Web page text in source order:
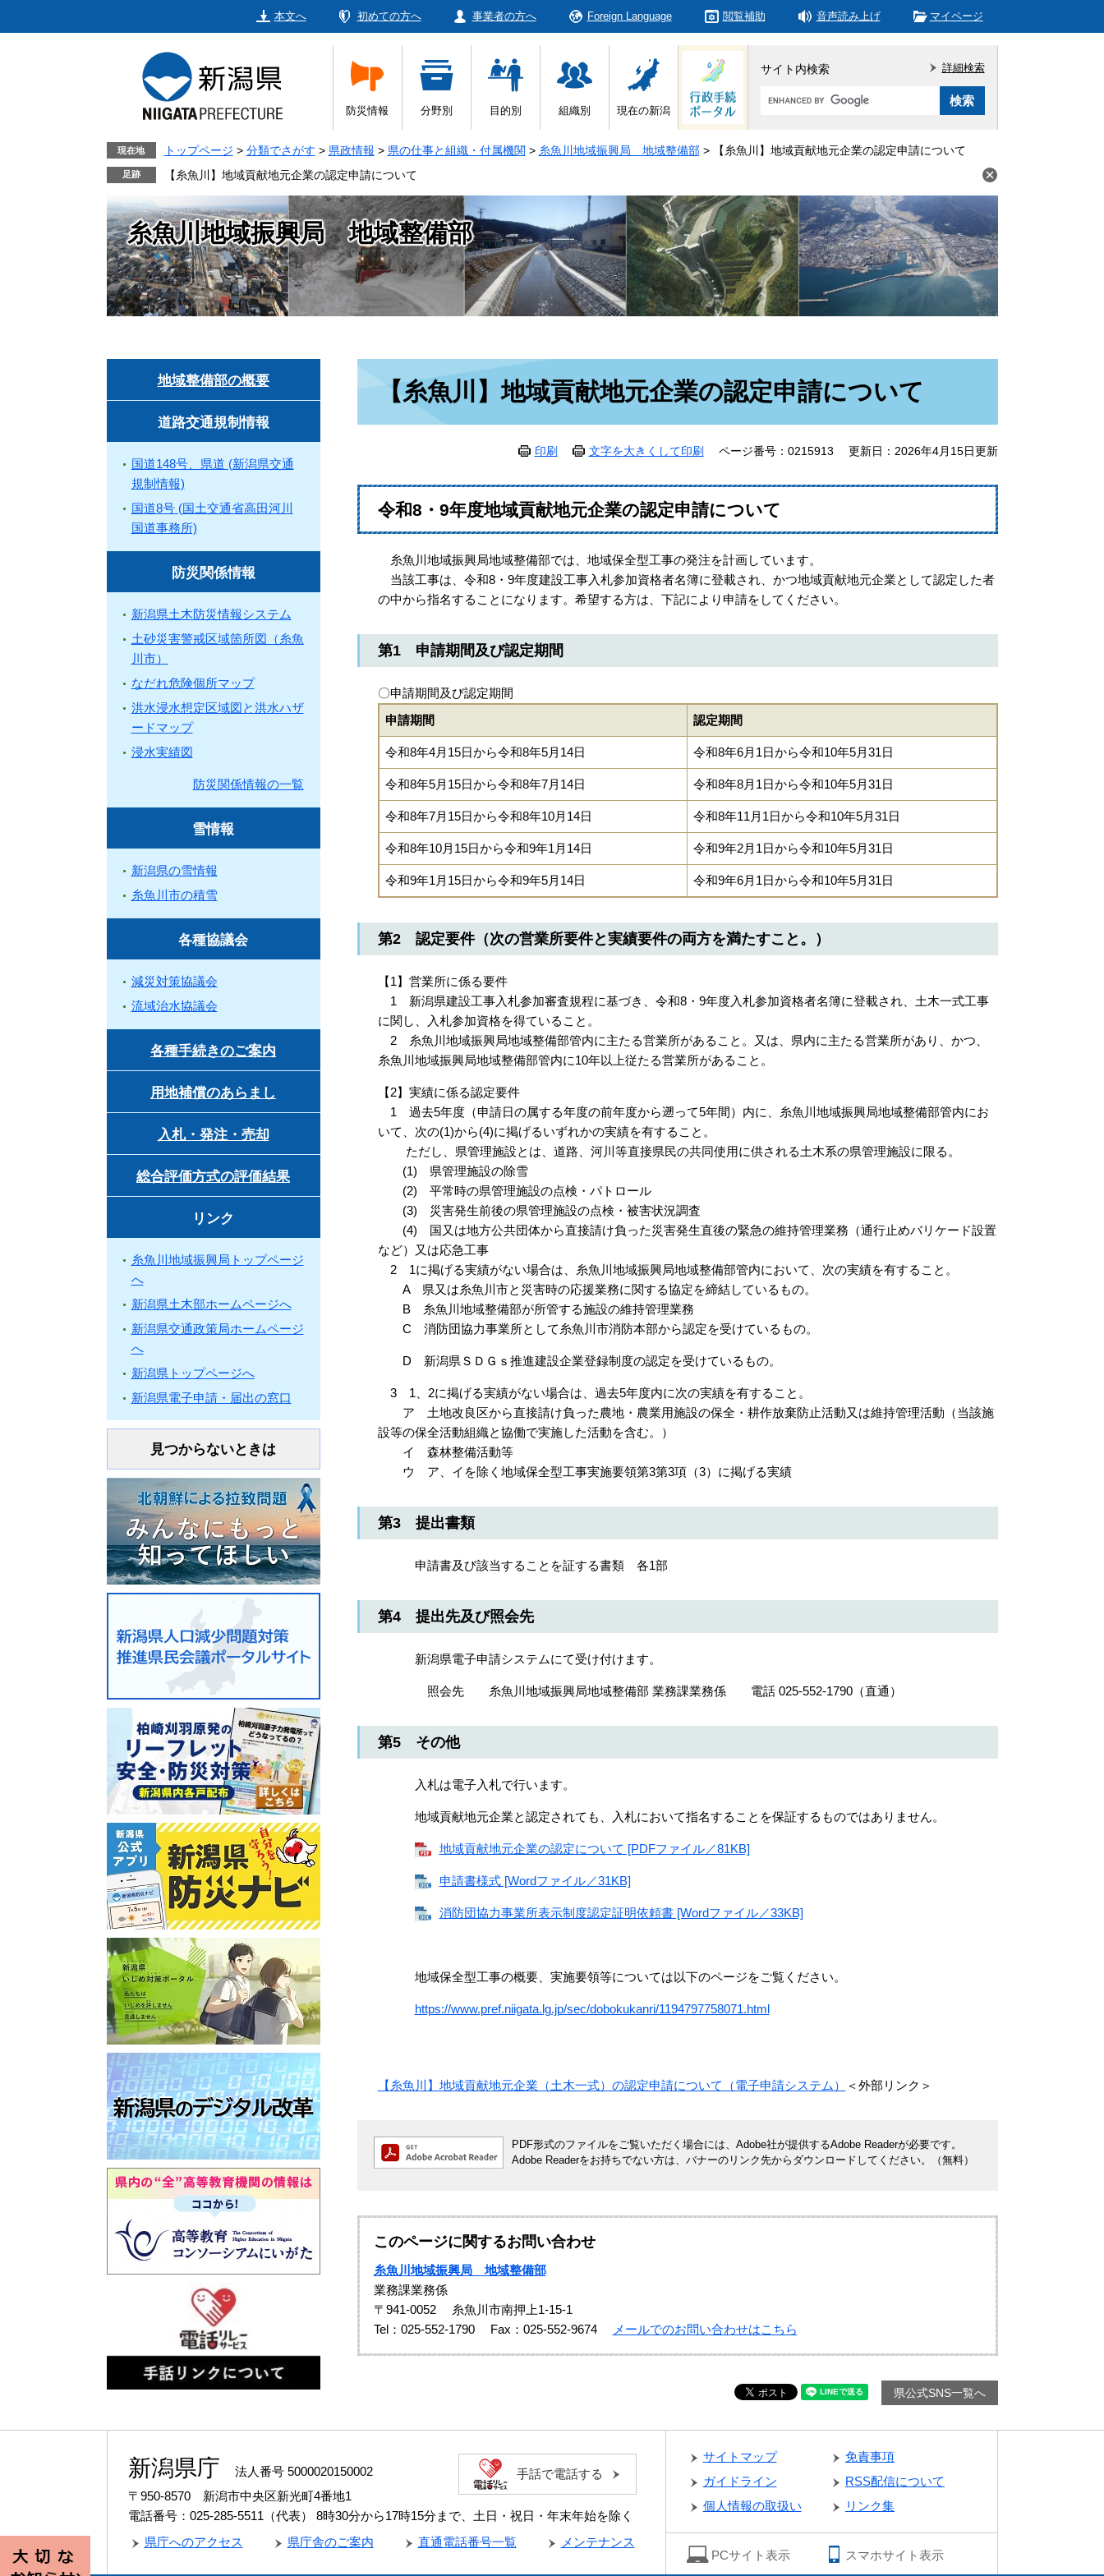
本文へ 初めての方へ 事業者の方へ Foreign Language 閲覧補助 音声読み上げ マイページ
防災情報 分野別 目的別 組織別 現在の新潟
サイト内検索
Google
タ
ム
索
詳細検索
現在地 トップページ > 分類でさがす > 県政情報 > 県の仕事と組織・付属機関 > 糸魚川地域振興局 地域整備部 >
【糸魚川】地域貢献地元企業の認定申請について
【糸魚川】地域貢献地元企業の認定申請について
糸魚川地域振興局 地域整備部
【糸魚川】地域貢献地元企業の認定申請について
印刷 文字を大きくして印刷 ページ番号：0215913 更新日：2026年4月15日更新
令和8・9年度地域貢献地元企業の認定申請について
糸魚川地域振興局地域整備部では、地域保全型工事の発注を計画しています。
当該工事は、令和8・9年度建設工事入札参加資格者名簿に登載され、かつ地域貢献地元企業として認定した者
の中から指名することになります。希望する方は、下記により申請をしてください。
第1 申請期間及び認定期間
〇申請期間及び認定期間
申請期間
認定期間
令和8年4月15日から令和8年5月14日 令和8年6月1日から令和10年5月31日
令和8年5月15日から令和8年7月14日 令和8年8月1日から令和10年5月31日
令和8年7月15日から令和8年10月14日 令和8年11月1日から令和10年5月31日
令和8年10月15日から令和9年1月14日 令和9年2月1日から令和10年5月31日
令和9年1月15日から令和9年5月14日 令和9年6月1日から令和10年5月31日
第2 認定要件（次の営業所要件と実績要件の両方を満たすこと。）
【1】営業所に係る要件
1 新潟県建設工事入札参加審査規程に基づき、令和8・9年度入札参加資格者名簿に登載され、土木一式工事
に関し、入札参加資格を得ていること。
2 糸魚川地域振興局地域整備部管内に主たる営業所があること。又は、県内に主たる営業所があり、かつ、
糸魚川地域振興局地域整備部管内に10年以上従たる営業所があること。
【2】実績に係る認定要件
1 過去5年度（申請日の属する年度の前年度から遡って5年間）内に、糸魚川地域振興局地域整備部管内にお
いて、次の(1)から(4)に掲げるいずれかの実績を有すること。
ただし、県管理施設とは、道路、河川等直接県民の共同使用に供される土木系の県管理施設に限る。
(1) 県管理施設の除雪
(2) 平常時の県管理施設の点検・パトロール
(3) 災害発生前後の県管理施設の点検・被害状況調査
(4) 国又は地方公共団体から直接請け負った災害発生直後の緊急の維持管理業務（通行止めバリケード設置
など）又は応急工事
2 1に掲げる実績がない場合は、糸魚川地域振興局地域整備部管内において、次の実績を有すること。
A 県又は糸魚川市と災害時の応援業務に関する協定を締結しているもの。
B 糸魚川地域整備部が所管する施設の維持管理業務
C 消防団協力事業所として糸魚川市消防本部から認定を受けているもの。
D 新潟県ＳＤＧｓ推進建設企業登録制度の認定を受けているもの。
3 1、2に掲げる実績がない場合は、過去5年度内に次の実績を有すること。
ア 土地改良区から直接請け負った農地・農業用施設の保全・耕作放棄防止活動又は維持管理活動（当該施
設等の保全活動組織と協働で実施した活動を含む。）
イ 森林整備活動等
ウ ア、イを除く地域保全型工事実施要領第3第3項（3）に掲げる実績
第3 提出書類
申請書及び該当することを証する書類 各1部
第4 提出先及び照会先
新潟県電子申請システムにて受け付けます。
照会先 糸魚川地域振興局地域整備部 業務課業務係 電話 025-552-1790（直通）
第5 その他
入札は電子入札で行います。
地域貢献地元企業と認定されても、入札において指名することを保証するものではありません。
地域貢献地元企業の認定について [PDFファイル／81KB]
申請書様式 [Wordファイル／31KB]
消防団協力事業所表示制度認定証明依頼書 [Wordファイル／33KB]
地域保全型工事の概要、実施要領等については以下のページをご覧ください。
https://www.pref.niigata.lg.jp/sec/dobokukanri/1194797758071.html
【糸魚川】地域貢献地元企業（土木一式）の認定申請について（電子申請システム） ＜外部リンク＞
PDF形式のファイルをご覧いただく場合には、Adobe社が提供するAdobe Readerが必要です。
Adobe Readerをお持ちでない方は、バナーのリンク先からダウンロードしてください。（無料）
このページに関するお問い合わせ
糸魚川地域振興局 地域整備部
業務課業務係
〒941-0052
糸魚川市南押上1-15-1
Tel：025-552-1790
Fax：025-552-9674 メールでのお問い合わせはこちら
県公式SNS一覧へ
地域整備部の概要
道路交通規制情報
国道148号、県道 (新潟県交通
規制情報)
国道8号 (国土交通省高田河川
国道事務所)
防災関係情報
新潟県土木防災情報システム
土砂災害警戒区域箇所図（糸魚
川市）
なだれ危険個所マップ
洪水浸水想定区域図と洪水ハザ
ードマップ
浸水実績図
防災関係情報の一覧
雪情報
新潟県の雪情報
糸魚川市の積雪
各種協議会
減災対策協議会
流域治水協議会
各種手続きのご案内
用地補償のあらまし
入札・発注・売却
総合評価方式の評価結果
リンク
糸魚川地域振興局トップページ
へ
新潟県土木部ホームページへ
新潟県交通政策局ホームページ
へ
新潟県トップページへ
新潟県電子申請・届出の窓口
見つからないときは
新潟県庁
法人番号 5000020150002
〒950-8570 新潟市中央区新光町4番地1
電話番号：025-285-5511（代表）
8時30分から17時15分まで、土日・祝日・年末年始を除く
手話で電話する
県庁へのアクセス 県庁舎のご案内 直通電話番号一覧 メンテナンス
サイトマップ
免責事項
ガイドライン
RSS配信について
個人情報の取扱い
リンク集
PCサイト表示 スマホサイト表示